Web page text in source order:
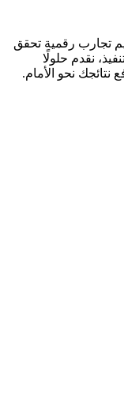
تجارب رقمية تحقق
نقدم حلولًا
نحو الأمام.